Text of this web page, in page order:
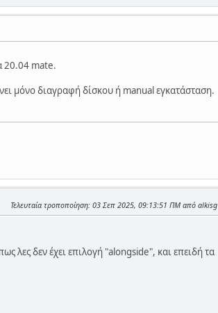
20.04 mate.
μόνο διαγραφή δίσκου ή manual εγκατάσταση.
Τελευταία τροποποίηση: 03 Σεπ 2025, 09:13:51 ΠΜ από alkisg
λες δεν έχει επιλογή "alongside", και επειδή τα